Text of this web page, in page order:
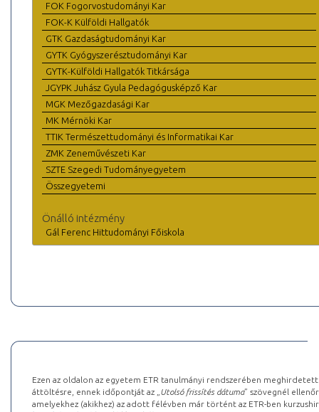
FOK Fogorvostudományi Kar
FOK-K Külföldi Hallgatók
GTK Gazdaságtudományi Kar
GYTK Gyógyszerésztudományi Kar
GYTK-Külföldi Hallgatók Titkársága
JGYPK Juhász Gyula Pedagógusképző Kar
MGK Mezőgazdasági Kar
MK Mérnöki Kar
TTIK Természettudományi és Informatikai Kar
ZMK Zeneművészeti Kar
SZTE Szegedi Tudományegyetem
Összegyetemi
Önálló intézmény
Gál Ferenc Hittudományi Főiskola
Ezen az oldalon az egyetem ETR tanulmányi rendszerében
áttöltésre, ennek időpontját az „ Utolsó frissítés dátuma” szövegnél
amelyekhez (akikhez) az adott félévben már történt az ETR-ben